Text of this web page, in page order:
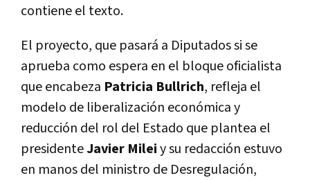
contiene el texto.
El proyecto, que pasará a Diputados si se
aprueba como espera en el bloque oficialista
que encabeza Patricia Bullrich, refleja el
modelo de liberalización económica y
reducción del rol del Estado que plantea el
presidenteJavier Mileiy su redacción estuvo
en manos del ministro de Desregulación,